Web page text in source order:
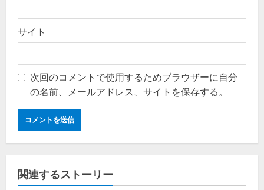
サイト
次回のコメントで使用するためブラウザーに自分
の名前、メールアドレス、サイトを保存する。
関連するストーリー